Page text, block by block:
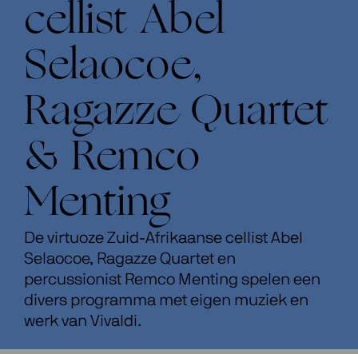
cellist Abel
Selaocoe,
Ragazze Quartet
& Remco
Menting
De virtuoze Zuid-Afrikaanse cellist Abel
Selaocoe, Ragazze Quartet en
percussionist Remco Menting spelen een
divers programma met eigen muziek en
werk van Vivaldi.